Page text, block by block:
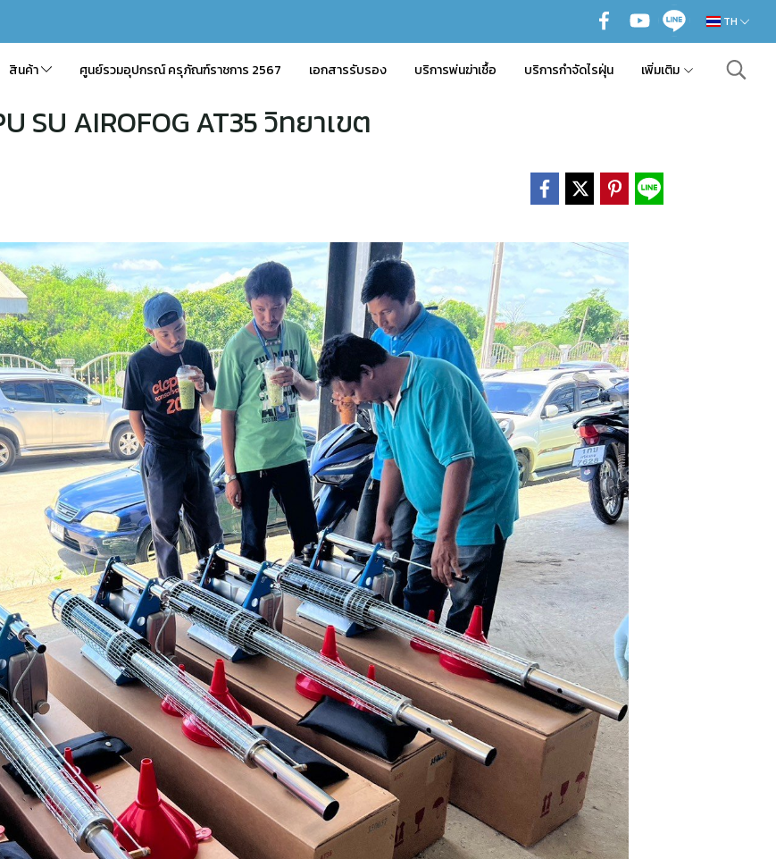
TH
สินค้า ศูนย์รวมอุปกรณ์ ครุภัณฑ์ราชการ 2567 เอกสารรับรอง บริการพ่นฆ่าเชื้อ บริการกำจัดไรฝุ่น เพิ่มเติม
SU AIROFOG AT35 วิทยาเขต